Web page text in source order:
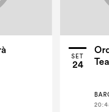
SET
24